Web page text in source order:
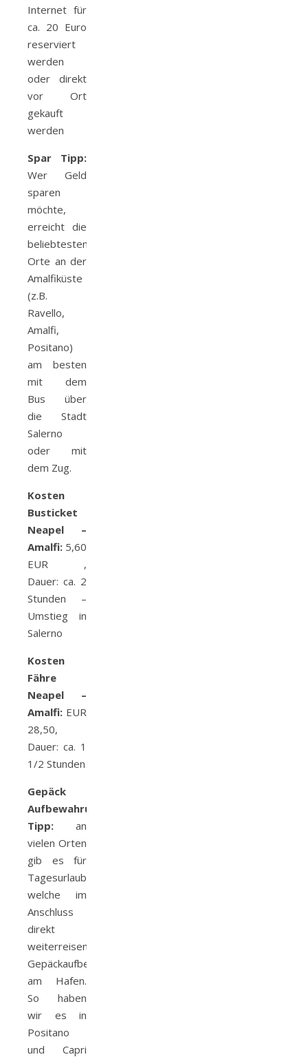
Internet für
ca. 20 Euro
reserviert
werden
oder direkt
vor Ort
gekauft
werden
Spar Tipp:
Wer Geld
sparen
möchte,
erreicht die
beliebtesten
Orte an der
Amalfiküste
(z.B.
Ravello,
Amalfi,
Positano)
am besten
mit dem
Bus über
die Stadt
Salerno
oder mit
dem Zug.
Kosten
Busticket
Neapel –
Amalfi: 5,60
EUR ,
Dauer: ca. 2
Stunden –
Umstieg in
Salerno
Kosten
Fähre
Neapel –
Amalfi: EUR
28,50,
Dauer: ca. 1
1/2 Stunden
Gepäck
Aufbewahrungs-
Tipp: an
vielen Orten
gib es für
Tagesurlauber,
welche im
Anschluss
direkt
weiterreisen,
Gepäckaufbewahrungsstellen
am Hafen.
So haben
wir es in
Positano
und Capri